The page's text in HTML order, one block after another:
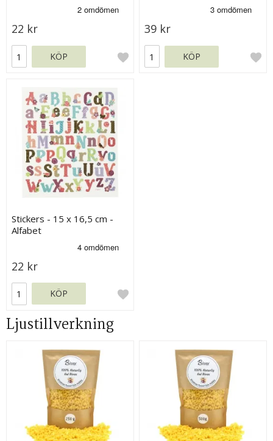
22 kr
KÖP
39 kr
KÖP
Stickers - 15 x 16,5 cm -
Alfabet
22 kr
KÖP
Ljustillverkning